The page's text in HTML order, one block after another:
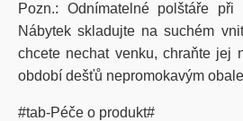
Pozn.: Odnímatelné polštáře při
Nábytek skladujte na suchém
chcete nechat venku, chraňte jej
období dešťů nepromokavým
#tab-Péče o produkt#